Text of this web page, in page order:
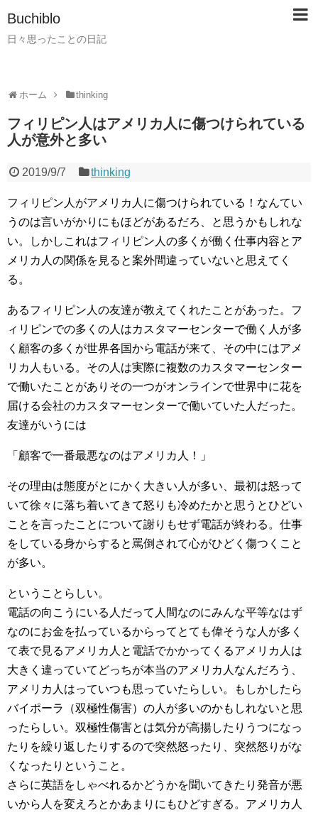
Buchiblo
日々思ったことの日記
ホーム thinking
フィリピン人はアメリカ人に傷つけられている
人が意外と多い
2019/9/7 thinking
フィリピン人がアメリカ人に傷つけられている！なんてい
うのは言いがかりにもほどがあるだろ、と思うかもしれな
い。しかしこれはフィリピン人の多くが働く仕事内容とア
メリカ人の関係を見ると案外間違っていないと思えてく
る。
あるフィリピン人の友達が教えてくれたことがあった。フ
ィリピンでの多くの人はカスタマーセンターで働く人が多
く顧客の多くが世界各国から電話が来て、その中にはアメ
リカ人もいる。その人は実際に複数のカスタマーセンター
で働いたことがありその一つがオンラインで世界中に花を
届ける会社のカスタマーセンターで働いていた人だった。
友達がいうには
「顧客で一番最悪なのはアメリカ人！」
その理由は態度がとにかく大きい人が多い、最初は怒って
いて徐々に落ち着いてきて怒りも冷めたかと思うとひどい
ことを言ったことについて謝りもせず電話が終わる。仕事
をしている身からすると罵倒されて心がひどく傷つくこと
が多い。
ということらしい。
電話の向こうにいる人だって人間なのにみんな平等なはず
なのにお金を払っているからってとても偉そうな人が多く
て表で見るアメリカ人と電話でかかってくるアメリカ人は
大きく違っていてどっちが本当のアメリカ人なんだろう、
アメリカ人はっていつも思っていたらしい。もしかしたら
バイポーラ（双極性傷害）の人が多いのかもしれないと思
ったらしい。双極性傷害とは気分が高揚したりうつになっ
たりを繰り返したりするので突然怒ったり、突然怒りがな
くなったりということ。
さらに英語をしゃべれるかどうかを聞いてきたり発音が悪
いから人を変えろとかあまりにもひどすぎる。アメリカ人